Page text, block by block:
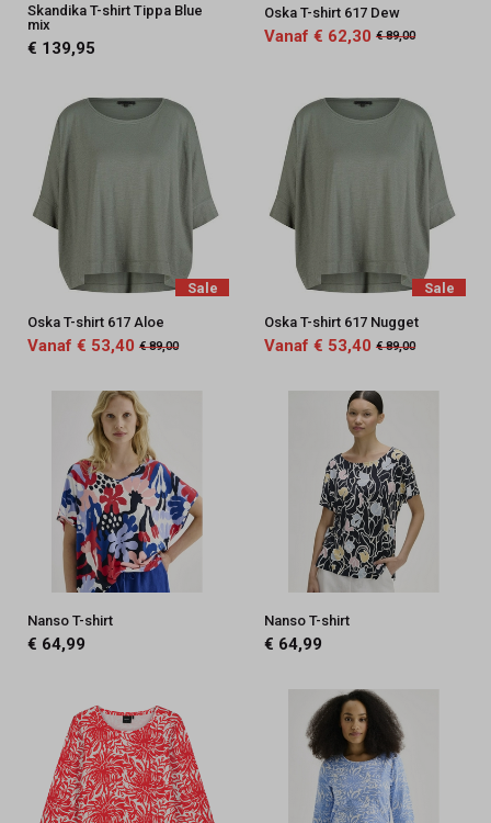
Skandika T-shirt Tippa Blue
mix
€ 139,95
Oska T-shirt 617 Dew
Vanaf € 62,30 € 89,00
Sale
Oska T-shirt 617 Aloe
Vanaf € 53,40 € 89,00
Sale
Oska T-shirt 617 Nugget
Vanaf € 53,40 € 89,00
Nanso T-shirt
€ 64,99
Nanso T-shirt
€ 64,99